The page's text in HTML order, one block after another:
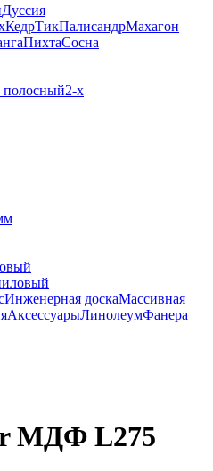
Дуссия
КедрТикПалисандрМахагон
ПихтаСосна
полосный2-х
Инженерная доскаМассивная
АксессуарыЛинолеумФанера
МДФ L275